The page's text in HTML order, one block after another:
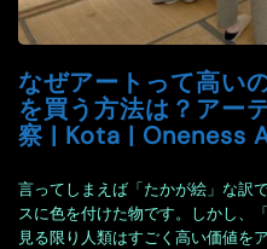
なぜアートって高い
を買う方法は？アー
察 | Kota | Oneness
言ってしまえば「たかが絵」な訳
スに色を付けた物です。しかし、
見る限り人類はすごく高い価値を